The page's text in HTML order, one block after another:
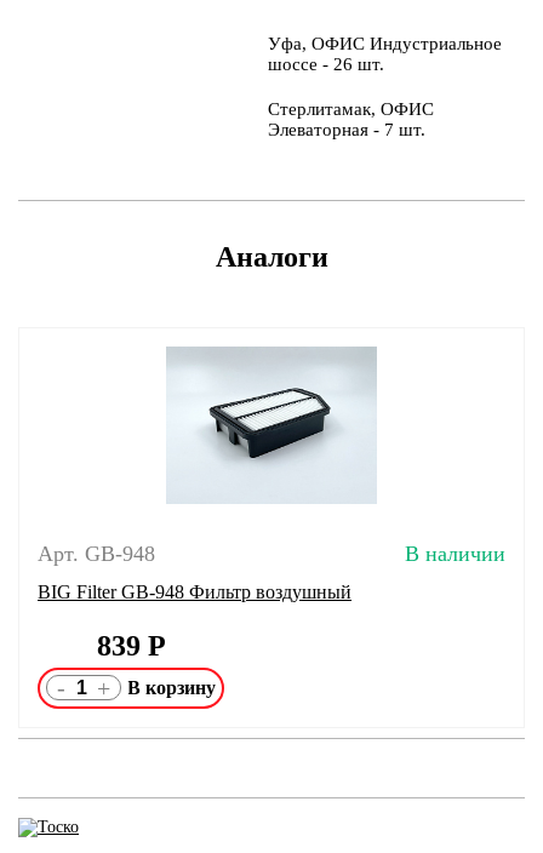
Уфа, ОФИС Индустриальное
шоссе - 26 шт.
Стерлитамак, ОФИС
Элеваторная - 7 шт.
Аналоги
Арт. GB-948 В наличии
BIG Filter GB-948 Фильтр воздушный
839 Р
- +